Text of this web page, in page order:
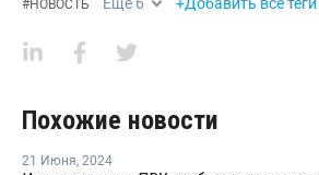
#НОВОСТЬ
Похожие новости
21 Июня, 2024